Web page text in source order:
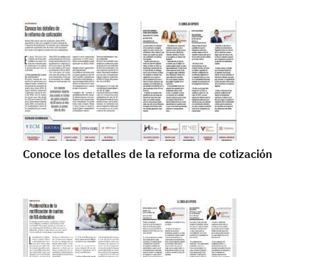
Conoce los detalles de la reforma de cotización